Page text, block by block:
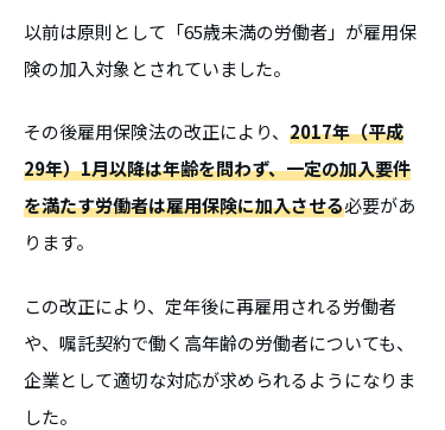
以前は原則として「65歳未満の労働者」が雇用保
険の加入対象とされていました。
その後雇用保険法の改正により、 2017年（平成
29年）1月以降は年齢を問わず、一定の加入要件
を満たす労働者は雇用保険に加入させる必要があ
ります。
この改正により、定年後に再雇用される労働者
や、嘱託契約で働く高年齢の労働者についても、
企業として適切な対応が求められるようになりま
した。